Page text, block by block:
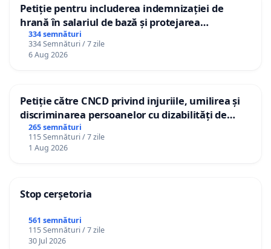
Petiție pentru includerea indemnizației de
hrană în salariul de bază și protejarea
gradațiilor de vechime pentru asistenții
personali
334 semnături
334 Semnături / 7 zile
6 Aug 2026
Petiție către CNCD privind injuriile, umilirea și
discriminarea persoanelor cu dizabilități de
către utilizatorul TikTok „Gorici”
265 semnături
115 Semnături / 7 zile
1 Aug 2026
Stop cerșetoria
561 semnături
115 Semnături / 7 zile
30 Jul 2026